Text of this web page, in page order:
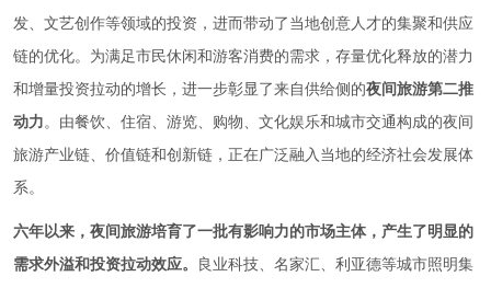
发、文艺创作等领域的投资，进而带动了当地创意人才的集聚和供应
链的优化。为满足市民休闲和游客消费的需求，存量优化释放的潜力
和增量投资拉动的增长，进一步彰显了来自供给侧的夜间旅游第二推
动力。由餐饮、住宿、游览、购物、文化娱乐和城市交通构成的夜间
旅游产业链、价值链和创新链，正在广泛融入当地的经济社会发展体
系。
六年以来，夜间旅游培育了一批有影响力的市场主体，产生了明显的
需求外溢和投资拉动效应。
良业科技、名家汇、利亚德等城市照明集